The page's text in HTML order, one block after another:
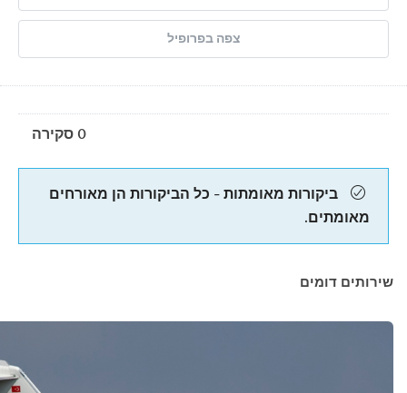
צפה בפרופיל
0 סקירה
ביקורות מאומתות - כל הביקורות הן מאורחים
מאומתים.
שירותים דומים